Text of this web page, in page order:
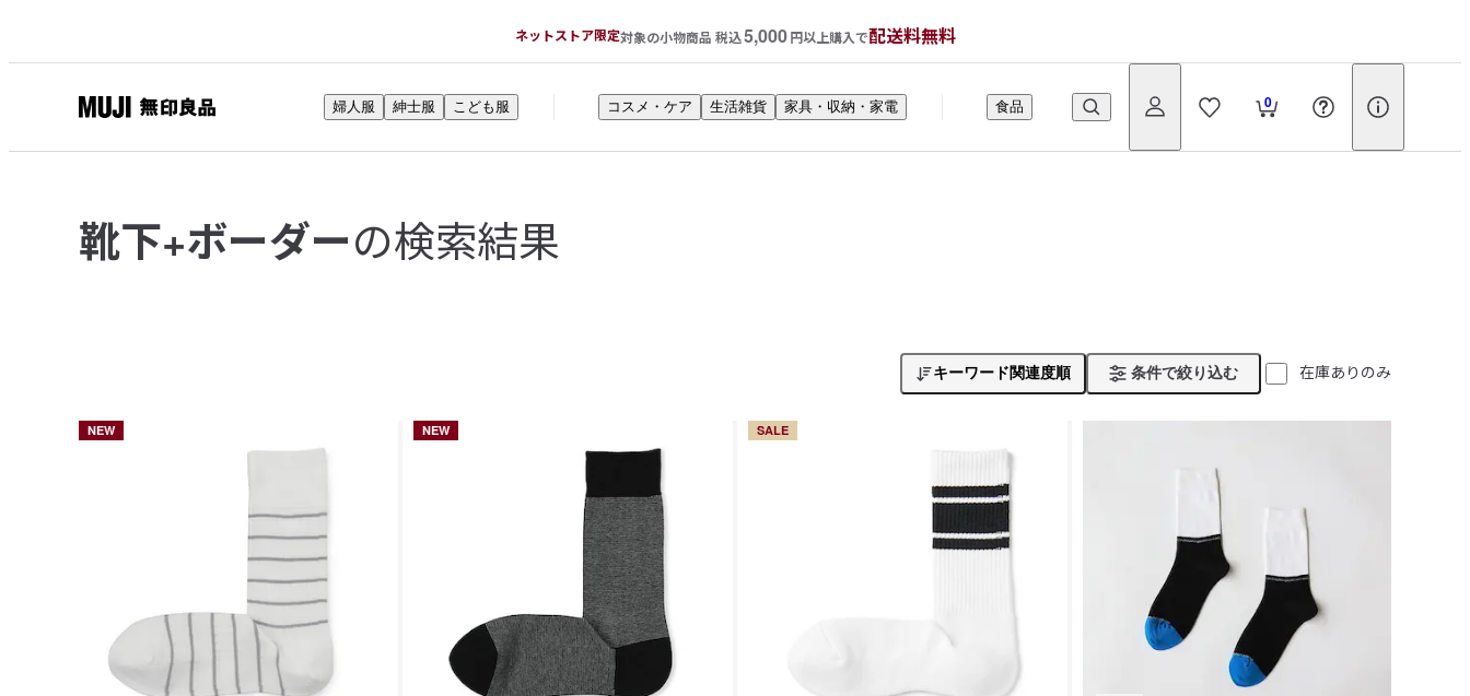
ネットストア限定対象の小物商品 税込5,000円以上購入で配送料無料
印
ネ
ッ
0
婦人服 紳士服 こども服 コスメ・ケア 生活雑貨 家具・収納・家電 食品
靴下+ボーダーの検索結果
キーワード関連度順 条件で絞り込む 在庫ありのみ
NEW NEW SALE